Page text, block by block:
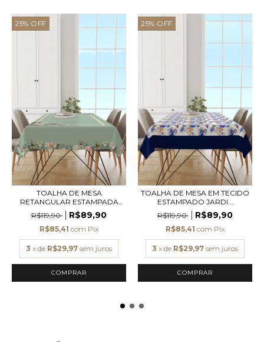
25% OFF
TOALHA DE MESA
RETANGULAR ESTAMPADA
VERD...
R$119,90 R$89,90
R$85,41 com Pix
3 x de R$29,97 sem juros
COMPRAR
25% OFF
TOALHA DE MESA EM TECIDO
ESTAMPADO JARDI...
R$119,90
R$89,90
R$85,41 com Pix
3 x de R$29,97 sem juros
COMPRAR